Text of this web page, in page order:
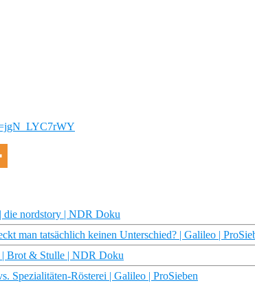
die nordstory | NDR Doku
man tatsächlich keinen Unterschied? | Galileo |
| Brot & Stulle | NDR Doku
Spezialitäten-Rösterei | Galileo | ProSieben